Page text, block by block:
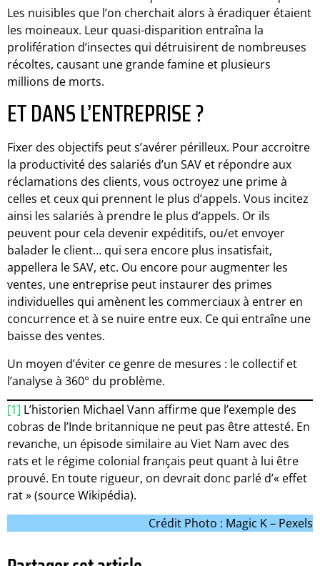
Les nuisibles que l’on cherchait alors à éradiquer étaient
les moineaux. Leur quasi-disparition entraîna la
prolifération d’insectes qui détruisirent de nombreuses
récoltes, causant une grande famine et plusieurs
millions de morts.
ET DANS L’ENTREPRISE ?
Fixer des objectifs peut s’avérer périlleux. Pour accroitre
la productivité des salariés d’un SAV et répondre aux
réclamations des clients, vous octroyez une prime à
celles et ceux qui prennent le plus d’appels. Vous incitez
ainsi les salariés à prendre le plus d’appels. Or ils
peuvent pour cela devenir expéditifs, ou/et envoyer
balader le client… qui sera encore plus insatisfait,
appellera le SAV, etc. Ou encore pour augmenter les
ventes, une entreprise peut instaurer des primes
individuelles qui amènent les commerciaux à entrer en
concurrence et à se nuire entre eux. Ce qui entraîne une
baisse des ventes.
Un moyen d’éviter ce genre de mesures : le collectif et
l’analyse à 360° du problème.
[1] L’historien Michael Vann affirme que l’exemple des
cobras de l’Inde britannique ne peut pas être attesté. En
revanche, un épisode similaire au Viet Nam avec des
rats et le régime colonial français peut quant à lui être
prouvé. En toute rigueur, on devrait donc parlé d’« effet
rat » (source Wikipédia).
Crédit Photo : Magic K – Pexels